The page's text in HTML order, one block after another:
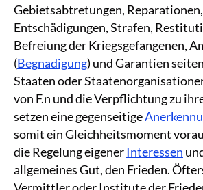
Gebietsabtretungen, Reparationen,
Entschädigungen, Strafen,
Befreiung der Kriegsgefangenen,
(Begnadigung) und Garantien
Staaten oder
von F.n und die Verpflichtung zu
setzen eine gegenseitige
somit ein Gleichheitsmoment
die Regelung eigenerInteressen
allgemeines Gut, den Frieden.